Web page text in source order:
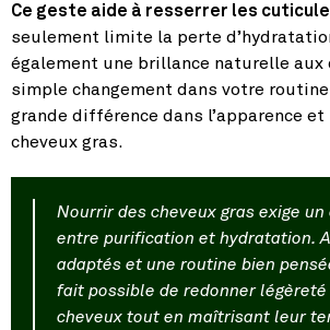
Ce geste aide à resserrer les
seulement limite la perte
également une brillance naturelle aux
simple changement dans votre
grande différence dans l’apparence
cheveux gras.
Nourrir des cheveux gras exige
entre purification et hydratation.
adaptés et une routine bien
fait possible de redonner
cheveux tout en maîtrisant leur